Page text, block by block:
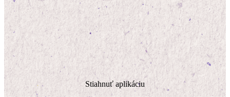
Stiahnuť aplikáciu